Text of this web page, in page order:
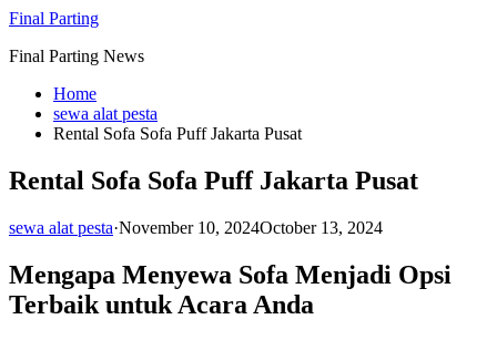
Skip
content
Final Parting
Final Parting News
Home
sewa alat pesta
Rental Sofa Sofa Puff Jakarta Pusat
Rental Sofa Sofa Puff Jakarta Pusat
sewa alat pesta·November 10, 2024October 13, 2024
Mengapa Menyewa Sofa Menjadi Opsi
Terbaik untuk Acara Anda